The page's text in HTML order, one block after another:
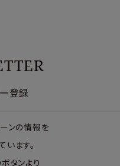
登録
ンの情報を
ます。
タンより